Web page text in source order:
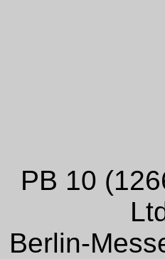
PB 10
Berlin-